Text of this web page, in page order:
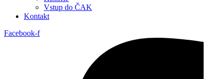
Vstup do ČAK
Kontakt
Facebook-f